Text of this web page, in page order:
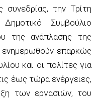
συνεδρίας, την Τρίτη
Συμβούλιο
της ανάπλασης της
επαρκώς
και οι πολίτες για
έως τώρα ενέργειες,
των εργασιών, του